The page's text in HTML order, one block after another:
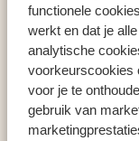
functionele
werkt en dat je
analytische
voorkeurscookies
voor je te
gebruik van